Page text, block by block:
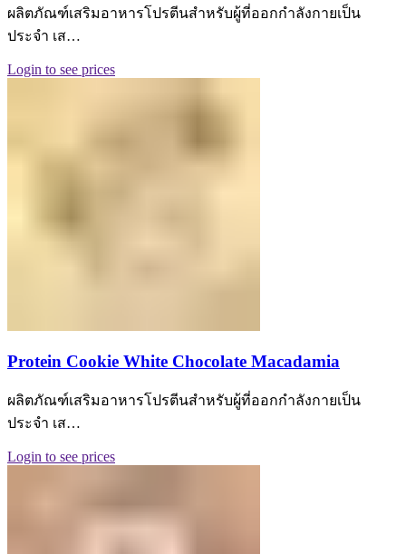
ผลิตภัณฑ์เสริมอาหารโปรตีนสำหรับผู้ที่ออกกำลังกายเป็น
ประจำ เส…
Login to see prices
Protein Cookie White Chocolate Macadamia
ผลิตภัณฑ์เสริมอาหารโปรตีนสำหรับผู้ที่ออกกำลังกายเป็น
ประจำ เส…
Login to see prices